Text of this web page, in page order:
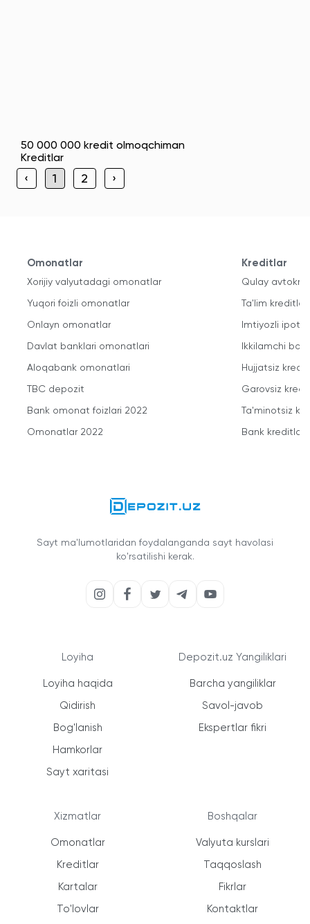
50 000 000 kredit olmoqchiman
Kreditlar
‹ 1 2 ›
Omonatlar
Xorijiy valyutadagi omonatlar
Yuqori foizli omonatlar
Onlayn omonatlar
Davlat banklari omonatlari
Aloqabank omonatlari
TBC depozit
Bank omonat foizlari 2022
Omonatlar 2022
Kreditlar
Qulay
Ta'lim kreditlari
Imtiyozli
Ikkilamchi
Hujjatsiz
Garovsiz
Ta'minotsiz
Bank kreditlari
Sayt ma'lumotlaridan foydalanganda sayt havolasi
ko'rsatilishi kerak.
Loyiha
Loyiha haqida
Qidirish
Bog'lanish
Hamkorlar
Sayt xaritasi
Xizmatlar
Omonatlar
Kreditlar
Kartalar
To'lovlar
Depozit.uz Yangiliklari
Barcha yangiliklar
Savol-javob
Ekspertlar fikri
Boshqalar
Valyuta kurslari
Taqqoslash
Fikrlar
Kontaktlar